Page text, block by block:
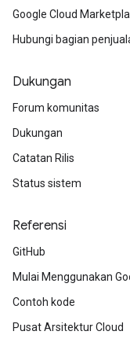
Google Cloud
Hubungi bagian
Dukungan
Forum komunitas
Dukungan
Catatan Rilis
Status sistem
Referensi
GitHub
Mulai Menggunakan
Contoh kode
Pusat Arsitektur Cloud